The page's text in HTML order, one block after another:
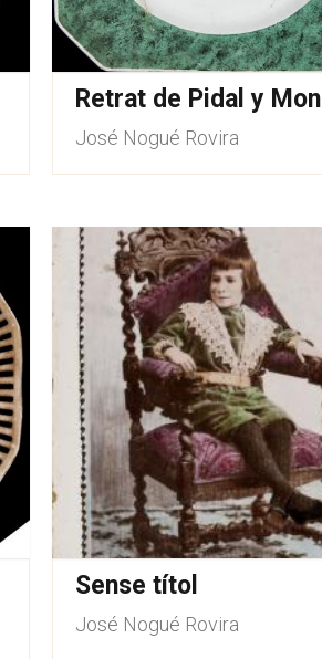
Retrat de Pidal y Mon
José Nogué Rovira
Sense títol
José Nogué Rovira